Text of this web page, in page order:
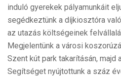
induló gyerekek pályamunkáit
segédkeztünk a díjkiosztóra
az utazás költségeinek
Megjelentünk a városi
Szent kút park takarításán, majd
Segítséget nyújtottunk a száz